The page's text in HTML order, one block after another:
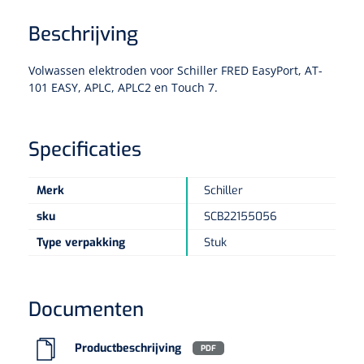
Eethulpmiddelen
Onderleggers
Slabben
Opzetstukken voor bekers
Bekers
Urologie
Nopa
Beschrijving
Volwassen elektroden voor Schiller FRED EasyPort, AT-
101 EASY, APLC, APLC2 en Touch 7.
Specificaties
Merk
Schiller
sku
SCB22155056
Type verpakking
Stuk
Documenten
Productbeschrijving PDF